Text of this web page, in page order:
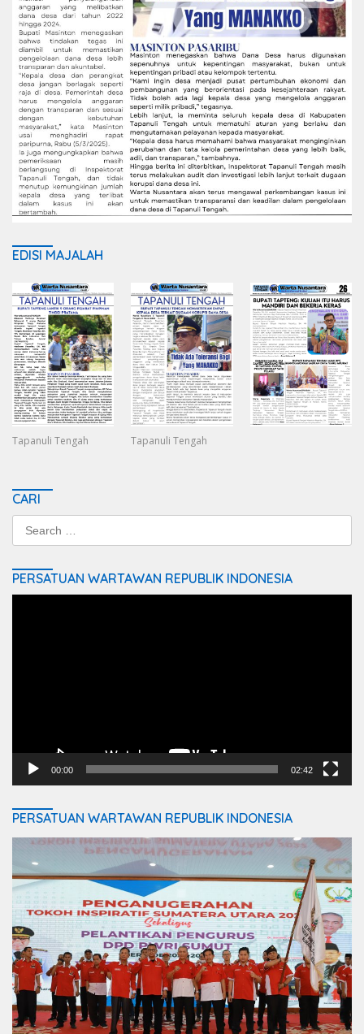
EDISI MAJALAH
Tapanuli Tengah Tapanuli Tengah
CARI
PERSATUAN WARTAWAN REPUBLIK INDONESIA
00:00 02:42
PERSATUAN WARTAWAN REPUBLIK INDONESIA